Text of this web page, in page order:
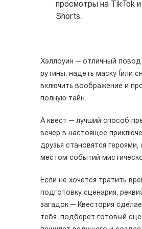
просмотры на TikTok и
Shorts.
Хэллоуин — отличный повод
рутины, надеть маску (или
включить воображение и
полную тайн.
А квест — лучший способ
вечер в настоящее
друзья становятся
местом событий
Если не хочется тратить
подготовку сценария,
загадок — Квестория
тебя: подберет готовый